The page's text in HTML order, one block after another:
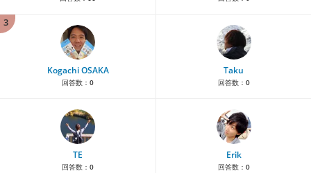
3
Kogachi OSAKA
回答数： 0
Taku
回答数： 0
TE
回答数： 0
Erik
回答数： 0